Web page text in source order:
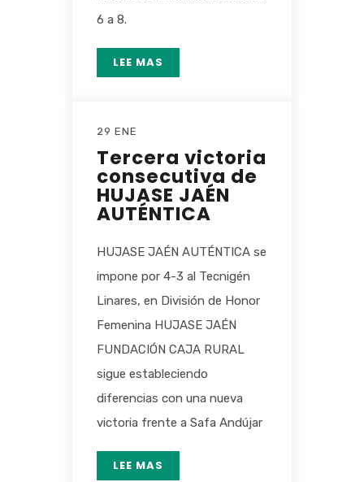
6 a 8.
LEE MAS
29 ENE
Tercera victoria
consecutiva de
HUJASE JAÉN
AUTÉNTICA
HUJASE JAÉN AUTÉNTICA se
impone por 4-3 al Tecnigén
Linares, en División de Honor
Femenina HUJASE JAÉN
FUNDACIÓN CAJA RURAL
sigue estableciendo
diferencias con una nueva
victoria frente a Safa Andújar
LEE MAS